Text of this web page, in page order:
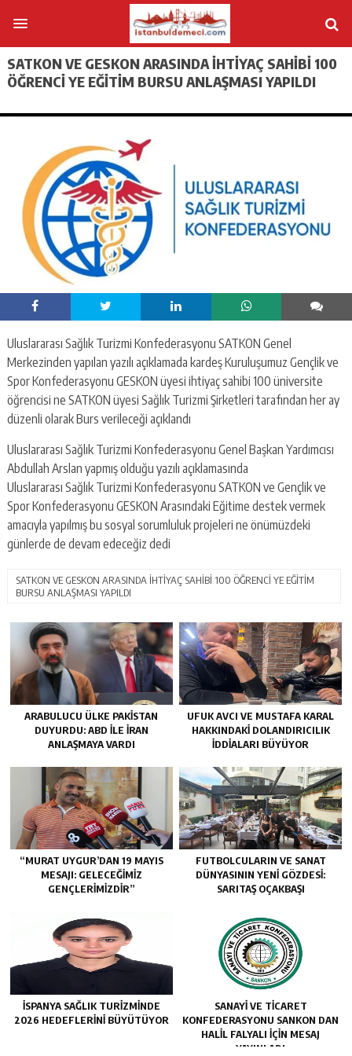
SATKON VE GESKON ARASINDA İHTİYAÇ SAHİBİ 100
ÖĞRENCİ YE EĞİTİM BURSU ANLAŞMASI YAPILDI
Uluslararası Sağlık Turizmi Konfederasyonu SATKON Genel
Merkezinden yapılan yazılı açıklamada kardeş Kuruluşumuz Gençlik ve
Spor Konfederasyonu GESKON üyesi ihtiyaç sahibi 100 üniversite
öğrencisi ne SATKON üyesi Sağlık Turizmi Şirketleri tarafından her ay
düzenli olarak Burs verileceği açıklandı
Uluslararası Sağlık Turizmi Konfederasyonu Genel Başkan Yardımcısı
Abdullah Arslan yapmış olduğu yazılı açıklamasında
Uluslararası Sağlık Turizmi Konfederasyonu SATKON ve Gençlik ve
Spor Konfederasyonu GESKON Arasındaki Eğitime destek vermek
amacıyla yapılmış bu sosyal sorumluluk projeleri ne önümüzdeki
günlerde de devam edeceğiz dedi
SATKON VE GESKON ARASINDA İHTİYAÇ SAHİBİ 100 ÖĞRENCİ YE EĞİTİM
BURSU ANLAŞMASI YAPILDI
ARABULUCU ÜLKE PAKISTAN
DUYURDU: ABD ILE İRAN
ANLAŞMAYA VARDI
UFUK AVCI VE MUSTAFA KARAL
HAKKINDAKI DOLANDIRICILIK
İDDIALARI BÜYÜYOR
“MURAT UYGUR’DAN 19 MAYIS
MESAJI: GELECEĞIMIZ
GENÇLERIMIZDIR”
FUTBOLCULARIN VE SANAT
DÜNYASININ YENI GÖZDESI:
SARITAŞ OÇAKBAŞI
İSPANYA SAĞLIK TURIZMINDE
2026 HEDEFLERINI BÜYÜTÜYOR
SANAYİ VE TİCARET
KONFEDERASYONU SANKON DAN
HALİL FALYALI İÇİN MESAJ
YAYINLADI